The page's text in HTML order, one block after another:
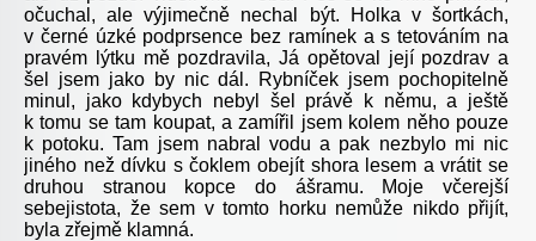
očuchal, ale výjimečně nechal být. Holka v šortkách,
v černé úzké podprsence bez ramínek a s tetováním na
pravém lýtku mě pozdravila, Já opětoval její pozdrav a
šel jsem jako by nic dál. Rybníček jsem pochopitelně
minul, jako kdybych nebyl šel právě k němu, a ještě
k tomu se tam koupat, a zamířil jsem kolem něho pouze
k potoku. Tam jsem nabral vodu a pak nezbylo mi nic
jiného než dívku s čoklem obejít shora lesem a vrátit se
druhou stranou kopce do ášramu. Moje včerejší
sebejistota, že sem v tomto horku nemůže nikdo přijít,
byla zřejmě klamná.